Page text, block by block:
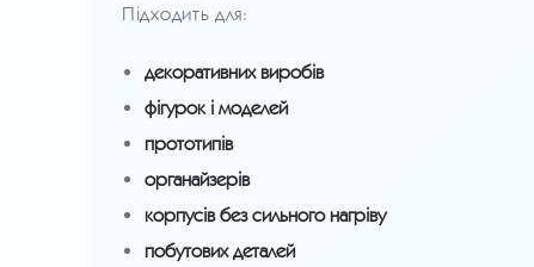
Підходить для:
декоративних виробів
фігурок і моделей
прототипів
органайзерів
корпусів без сильного нагріву
побутових деталей